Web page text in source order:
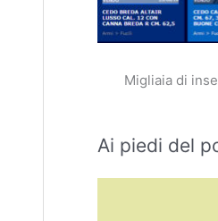
Migliaia di
Ai piedi del